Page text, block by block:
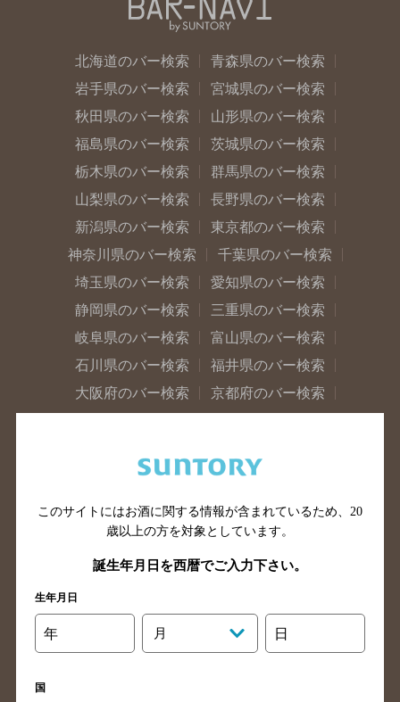
北海道のバー検索
青森県のバー検索
岩手県のバー検索
宮城県のバー検索
秋田県のバー検索
山形県のバー検索
福島県のバー検索
茨城県のバー検索
栃木県のバー検索
群馬県のバー検索
山梨県のバー検索
長野県のバー検索
新潟県のバー検索
東京都のバー検索
神奈川県のバー検索
千葉県のバー検索
埼玉県のバー検索
愛知県のバー検索
静岡県のバー検索
三重県のバー検索
岐阜県のバー検索
富山県のバー検索
石川県のバー検索
福井県のバー検索
大阪府のバー検索
京都府のバー検索
広島県のバー検索
岡山県のバー検索
山口県のバー検索
鳥取県のバー検索
島根県のバー検索
徳島県のバー検索
香川県のバー検索
愛媛県のバー検索
長崎県のバー検索
佐賀県のバー検索
大分県のバー検索
熊本県のバー検索
このサイトにはお酒に関する情報が含まれているため、 20
歳以上の方を対象としています。
誕生年月日を西暦でご入力下さい。
生年月日
年 月 日
国